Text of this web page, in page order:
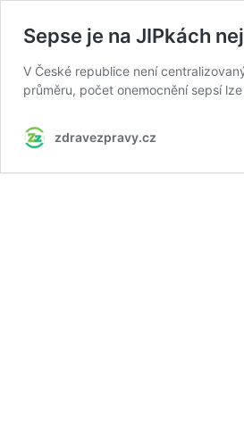
Sepse je na JIPkách
V České republice není
průměru, počet onemocnění sepsí
zdravezpravy.cz